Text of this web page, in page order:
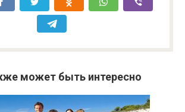
может быть интересно